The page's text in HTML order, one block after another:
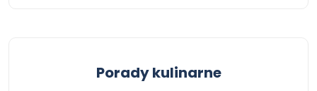
Porady kulinarne